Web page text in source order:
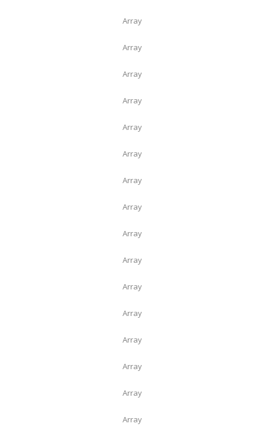
Array
Array
Array
Array
Array
Array
Array
Array
Array
Array
Array
Array
Array
Array
Array
Array